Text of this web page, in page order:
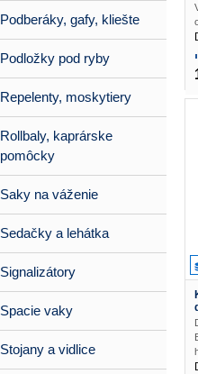
Podberáky, gafy, kliešte
Podložky pod ryby
Repelenty, moskytiery
Rollbaly, kaprárske
pomôcky
Saky na váženie
Sedačky a lehátka
Signalizátory
Spacie vaky
Stojany a vidlice